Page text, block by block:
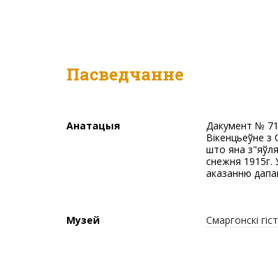
Пасведчанне
Анатацыя
Дакумент № 7145 быў выдадзены Страшынскай Лізавеце
Вікенцьеўне
што яна
снежня 1915г.
аказанню
Музей Смаргонскі